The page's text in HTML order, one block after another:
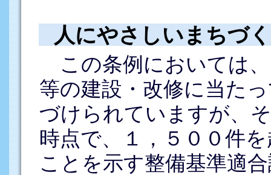
人にやさしいまちづ
この条例においては
等の建設・改修に当た
づけられていますが、
時点で、１，５００件
ことを示す整備基準適